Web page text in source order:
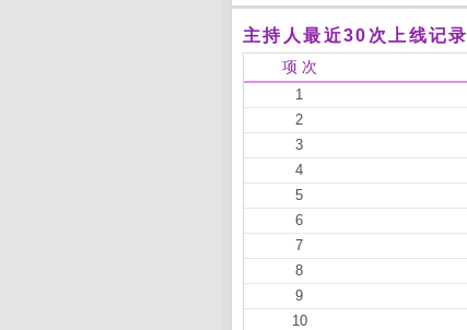
主持人最近30次上线记录
项 次
1
2
3
4
5
6
7
8
9
10